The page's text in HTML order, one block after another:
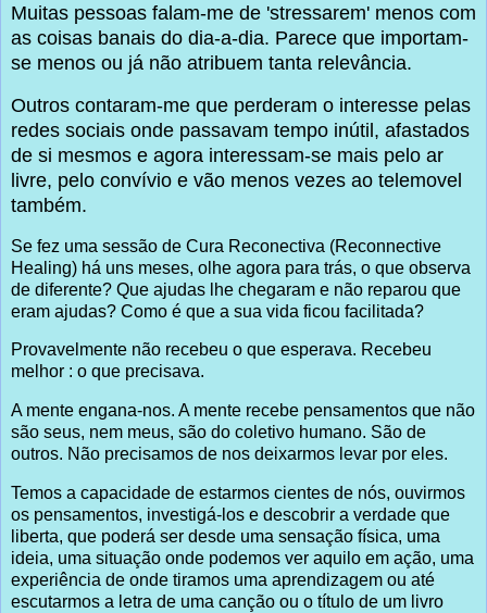
Muitas pessoas falam-me de 'stressarem' menos com
as coisas banais do dia-a-dia. Parece que importam-
se menos ou já não atribuem tanta relevância.
Outros contaram-me que perderam o interesse pelas
redes sociais onde passavam tempo inútil, afastados
de si mesmos e agora interessam-se mais pelo ar
livre, pelo convívio e vão menos vezes ao telemovel
também.
Se fez uma sessão de Cura Reconectiva (Reconnective
Healing) há uns meses, olhe agora para trás, o que observa
de diferente? Que ajudas lhe chegaram e não reparou que
eram ajudas? Como é que a sua vida ficou facilitada?
Provavelmente não recebeu o que esperava. Recebeu
melhor : o que precisava.
A mente engana-nos. A mente recebe pensamentos que não
são seus, nem meus, são do coletivo humano. São de
outros. Não precisamos de nos deixarmos levar por eles.
Temos a capacidade de estarmos cientes de nós, ouvirmos
os pensamentos, investigá-los e descobrir a verdade que
liberta, que poderá ser desde uma sensação física, uma
ideia, uma situação onde podemos ver aquilo em ação, uma
experiência de onde tiramos uma aprendizagem ou até
escutarmos a letra de uma canção ou o título de um livro